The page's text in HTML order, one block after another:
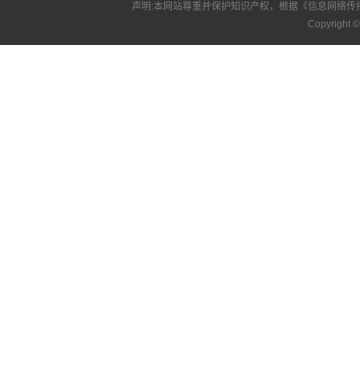
声明:本网站尊重并保护知识产权，根据《信息网络
Copyright